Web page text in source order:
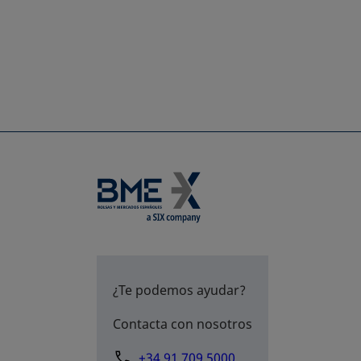
¿Te podemos ayudar?
Contacta con nosotros